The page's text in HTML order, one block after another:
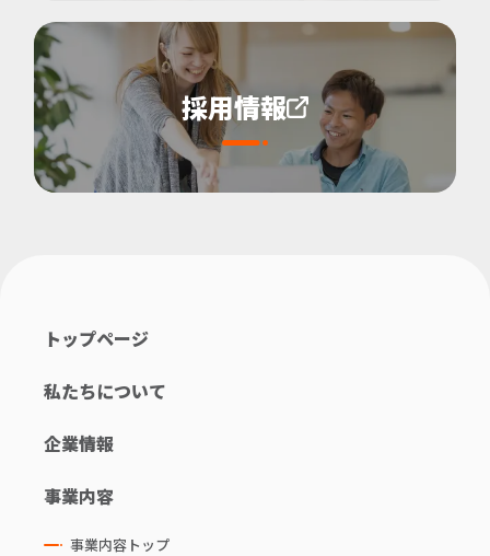
採用情報
トップページ
私たちについて
企業情報
事業内容
事業内容トップ